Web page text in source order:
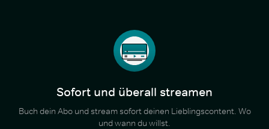
Sofort und überall streamen
Buch dein Abo und stream sofort deinen Lieblingscontent. Wo
und wann du willst.